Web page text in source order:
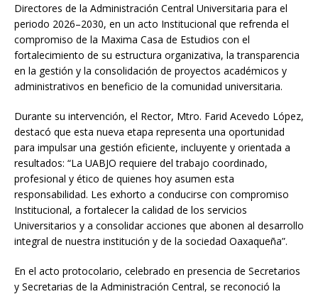
Directores de la Administración Central Universitaria para el
periodo 2026–2030, en un acto Institucional que refrenda el
compromiso de la Maxima Casa de Estudios con el
fortalecimiento de su estructura organizativa, la transparencia
en la gestión y la consolidación de proyectos académicos y
administrativos en beneficio de la comunidad universitaria.
Durante su intervención, el Rector, Mtro. Farid Acevedo López,
destacó que esta nueva etapa representa una oportunidad
para impulsar una gestión eficiente, incluyente y orientada a
resultados: “La UABJO requiere del trabajo coordinado,
profesional y ético de quienes hoy asumen esta
responsabilidad. Les exhorto a conducirse con compromiso
Institucional, a fortalecer la calidad de los servicios
Universitarios y a consolidar acciones que abonen al desarrollo
integral de nuestra institución y de la sociedad Oaxaqueña”.
En el acto protocolario, celebrado en presencia de Secretarios
y Secretarias de la Administración Central, se reconoció la